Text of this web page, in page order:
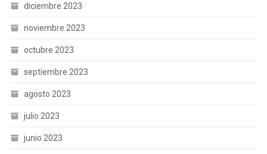
diciembre 2023
noviembre 2023
octubre 2023
septiembre 2023
agosto 2023
julio 2023
junio 2023